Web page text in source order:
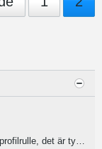
Alla vet ju att Ambassadeur inte är en lågprofilrulle, det är tydligt. Men hur hög profil har de egentligen?...